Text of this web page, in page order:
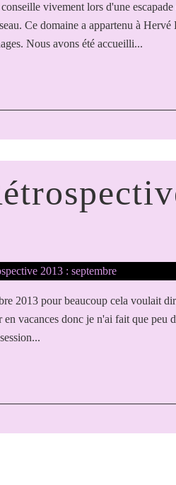
vivement lors d'une
Ce domaine a appartenu à
Nous avons été accueilli...
2013 pour beaucoup cela voulait
en vacances donc je n'ai fait que peu